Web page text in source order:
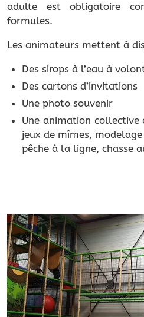
adulte est obligatoire
formules.
Les animateurs mettent à
Des sirops à l’eau à
Des cartons d’invitations
Une photo souvenir
Une animation collective
jeux de mîmes,
pêche à la ligne, chasse